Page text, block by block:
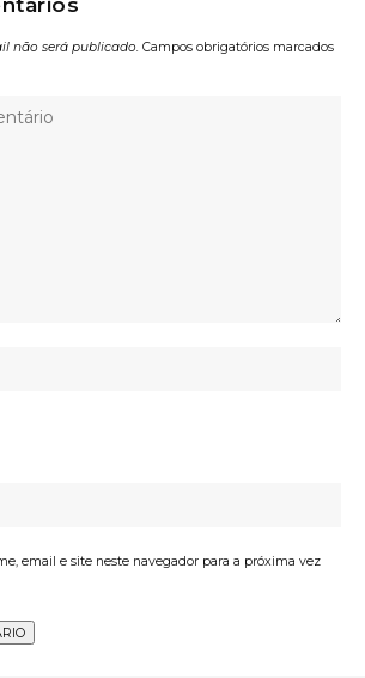
não será publicado. Campos obrigatórios marcados
email e site neste navegador para a próxima vez